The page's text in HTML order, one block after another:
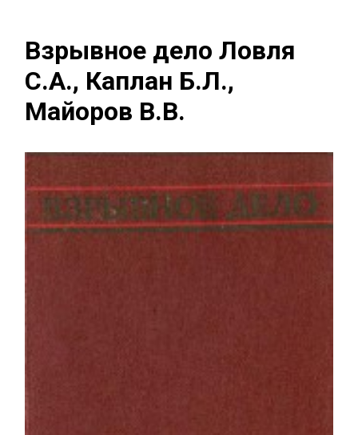
Взрывное дело Ловля
С.А., Каплан Б.Л.,
Майоров В.В.